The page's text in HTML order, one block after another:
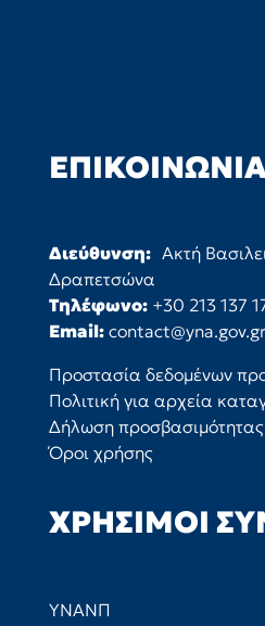
Διεύθυνση: Ακτή
Δραπετσώνα
Τηλέφωνο: +30 213 137
Email: contact@yna.gov.gr
Προστασία δεδομένων
Πολιτική για αρχεία
Δήλωση προσβασιμότητας
Όροι χρήσης
ΧΡΉΣΙΜΟΙ
ΥΝΑΝΠ